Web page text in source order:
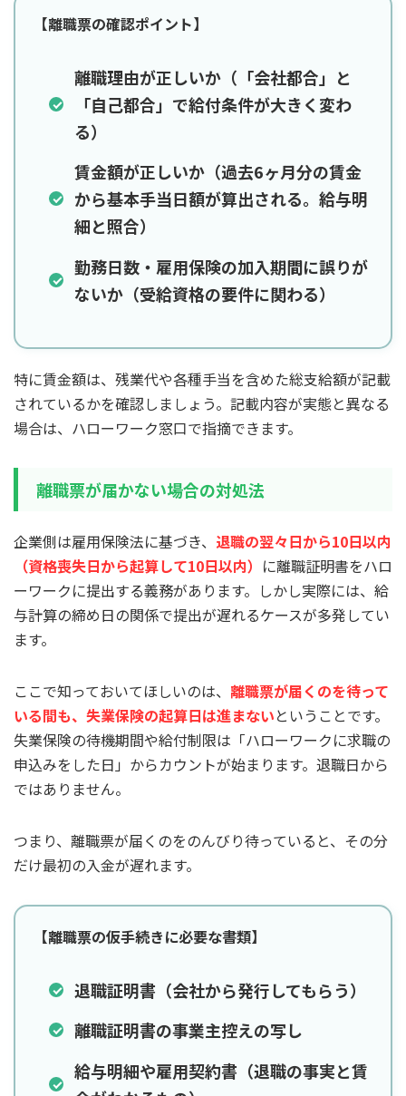
【離職票の確認ポイント】
離職理由が正しいか（「会社都合」と
「自己都合」で給付条件が大きく変わ
る）
賃金額が正しいか（過去6ヶ月分の賃金
から基本手当日額が算出される。給与明
細と照合）
勤務日数・雇用保険の加入期間に誤りが
ないか（受給資格の要件に関わる）
特に賃金額は、残業代や各種手当を含めた総支給額が記載
されているかを確認しましょう。記載内容が実態と異なる
場合は、ハローワーク窓口で指摘できます。
離職票が届かない場合の対処法
企業側は雇用保険法に基づき、 退職の翌々日から10日以内
（資格喪失日から起算して10日以内） に離職証明書をハロ
ーワークに提出する義務があります。しかし実際には、給
与計算の締め日の関係で提出が遅れるケースが多発してい
ます。
ここで知っておいてほしいのは、 離職票が届くのを待って
いる間も、失業保険の起算日は進まないということです。
失業保険の待機期間や給付制限は「ハローワークに求職の
申込みをした日」からカウントが始まります。退職日から
ではありません。
つまり、離職票が届くのをのんびり待っていると、その分
だけ最初の入金が遅れます。
【離職票の仮手続きに必要な書類】
退職証明書（会社から発行してもらう）
離職証明書の事業主控えの写し
給与明細や雇用契約書（退職の事実と賃